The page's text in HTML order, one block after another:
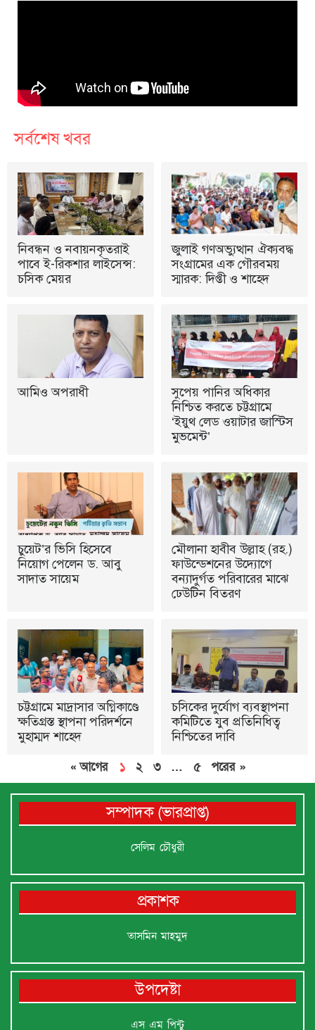
সর্বশেষ খবর
নিবন্ধন ও নবায়নকৃতরাই
পাবে ই-রিকশার লাইসেন্স:
চসিক মেয়র
জুলাই গণঅভ্যুত্থান ঐক্যবদ্ধ
সংগ্রামের এক গৌরবময়
স্মারক: দিপ্তী ও শাহেদ
আমিও অপরাধী
সুপেয় পানির অধিকার
নিশ্চিত করতে চট্টগ্রামে
‘ইয়ুথ লেড ওয়াটার জাস্টিস
মুভমেন্ট’
চুয়েট’র ভিসি হিসেবে
নিয়োগ পেলেন ড. আবু
সাদাত সায়েম
মৌলানা হাবীব উল্লাহ (রহ.)
ফাউন্ডেশনের উদ্যোগে
বন্যাদুর্গত পরিবারের মাঝে
ঢেউটিন বিতরণ
চট্টগ্রামে মাদ্রাসার অগ্নিকাণ্ডে
ক্ষতিগ্রস্ত স্থাপনা পরিদর্শনে
মুহাম্মদ শাহেদ
চসিকের দুর্যোগ ব্যবস্থাপনা
কমিটিতে যুব প্রতিনিধিত্ব
নিশ্চিতের দাবি
« আগের ১ ২ ৩ … ৫ পরের »
সম্পাদক (ভারপ্রাপ্ত)
সেলিম চৌধুরী
প্রকাশক
তাসমিন মাহমুদ
উপদেষ্টা
এস এম পিন্টু